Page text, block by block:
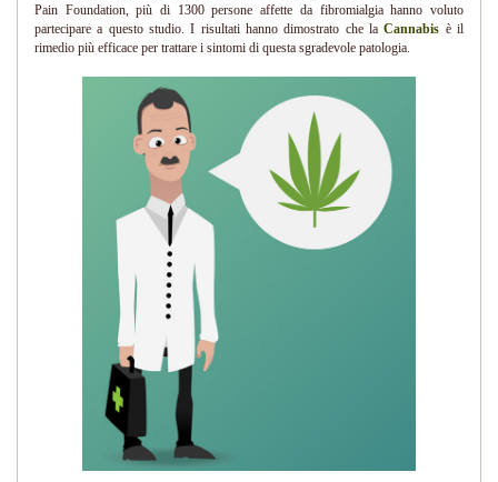
Pain Foundation, più di 1300 persone affette da fibromialgia hanno voluto
partecipare a questo studio. I risultati hanno dimostrato che laCannabis è il
rimedio più efficace per trattare i sintomi di questa sgradevole patologia.